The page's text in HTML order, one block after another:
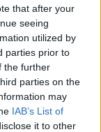
that after your
seeing
utilized by
parties prior to
the further
parties on the
may
IAB’s List of
it to other
Tamás
beszélni
mire nem,
tapasztaljuk ,
az új éra